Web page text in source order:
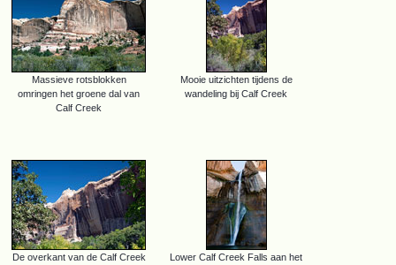
Massieve rotsblokken
omringen het groene dal van
Calf Creek
Mooie uitzichten tijdens de
wandeling bij Calf Creek
De overkant van de Calf Creek
Lower Calf Creek Falls aan het